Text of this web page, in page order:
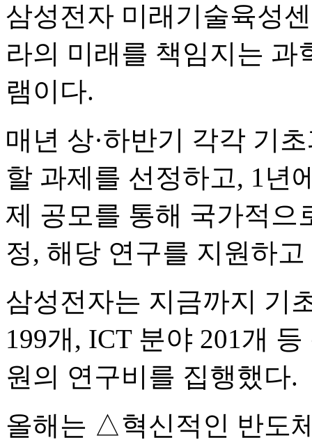
삼성전자 미래기술육성
라의 미래를 책임지는 과
램이다.
매년 상·하반기 각각 기
할 과제를 선정하고, 1년
제 공모를 통해 국가적으
정, 해당 연구를 지원하고
삼성전자는 지금까지 기
199개, ICT 분야 201개
원의 연구비를 집행했다.
올해는 △혁신적인 반도